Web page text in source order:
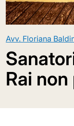
Avv. Floriana
Rai